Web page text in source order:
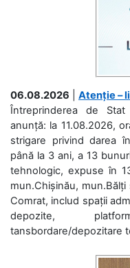
06.08.2026
Atenție –
Întreprinderea de Stat
anunță: la 11.08.2026,
strigare privind darea
până la 3 ani, a 13
tehnologic, expuse în
mun.Chișinău,
Comrat, includ spații
depozite,
tansbordare/depozitare